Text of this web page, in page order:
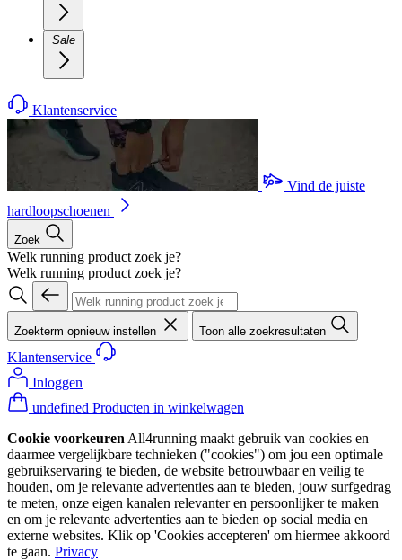
Sale
Klantenservice
Vind de juiste
hardloopschoenen
Zoek
Welk running product zoek je?
Welk running product zoek je?
Zoekterm opnieuw instellen Toon alle zoekresultaten
Klantenservice
Inloggen
undefined Producten in winkelwagen
Cookie voorkeuren All4running maakt gebruik van cookies en
daarmee vergelijkbare technieken ("cookies") om jou een optimale
gebruikservaring te bieden, de website betrouwbaar en veilig te
houden, om je relevante advertenties aan te bieden, jouw surfgedrag
te meten, onze eigen kanalen relevanter en persoonlijker te maken
en om je relevante advertenties aan te bieden op social media en
externe websites. Klik op 'Cookies accepteren' om hiermee akkoord
te gaan. Privacy